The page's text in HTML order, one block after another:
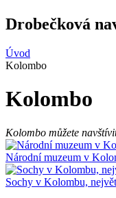
Drobečková
Úvod
Kolombo
Kolombo
Kolombo můžete
Národní muzeum v
Sochy v Kolombu,